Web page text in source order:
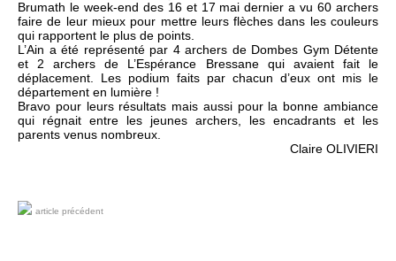
Brumath le week-end des 16 et 17 mai dernier a vu 60 archers
faire de leur mieux pour mettre leurs flèches dans les couleurs
qui rapportent le plus de points.
L’Ain a été représenté par 4 archers de Dombes Gym Détente
et 2 archers de L’Espérance Bressane qui avaient fait le
déplacement. Les podium faits par chacun d’eux ont mis le
département en lumière !
Bravo pour leurs résultats mais aussi pour la bonne ambiance
qui régnait entre les jeunes archers, les encadrants et les
parents venus nombreux.
Claire OLIVIERI
article précédent